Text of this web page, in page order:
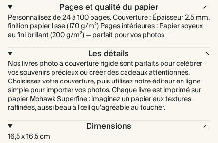
Pages et qualité du papier
Personnalisez de 24 à 100 pages. Couverture : Épaisseur 2,5 mm,
finition papier lisse (170 g/m²) Pages intérieures : Papier soyeux
au fini brillant (200 g/m²) — parfait pour vos photos
Les détails
Nos livres photo à couverture rigide sont parfaits pour célébrer
vos souvenirs précieux ou créer des cadeaux attentionnés.
Choisissez votre couverture, puis utilisez notre éditeur en ligne
simple pour importer vos photos. Chaque livre est imprimé sur
papier Mohawk Superfine : imaginez un papier aux textures
raffinées, aussi beau à l'œil qu'agréable au toucher.
Dimensions
16,5 x 16,5 cm